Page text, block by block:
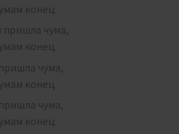
конец.
пришла чума,
конец.
чума,
конец.
чума,
конец.